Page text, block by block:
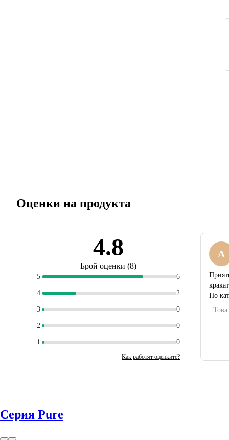
Оценки на продукта
4.8
Брой оценки (8)
5 6
4 2
3 0
2 0
1 0
Как работят оценките?
A
Но
Серия Pure